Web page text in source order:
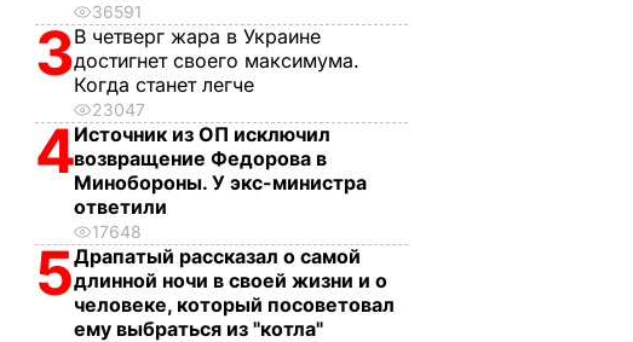
36591
3В четверг жара в Украине
достигнет своего максимума.
Когда станет легче
23047
4Источник из ОП исключил
возвращение Федорова в
Минобороны. У экс-министра
ответили
17648
5Драпатый рассказал о самой
длинной ночи в своей жизни и о
человеке, который посоветовал
ему выбраться из "котла"